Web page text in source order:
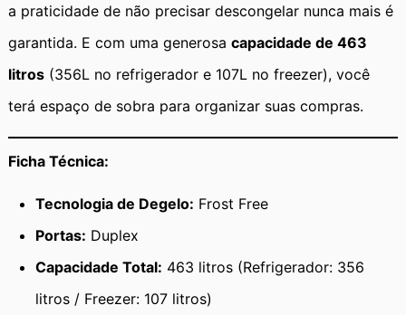
a praticidade de não precisar descongelar nunca mais é
garantida. E com uma generosa capacidade de 463
litros (356L no refrigerador e 107L no freezer), você
terá espaço de sobra para organizar suas compras.
Ficha Técnica:
Tecnologia de Degelo: Frost Free
Portas: Duplex
Capacidade Total: 463 litros (Refrigerador: 356
litros / Freezer: 107 litros)